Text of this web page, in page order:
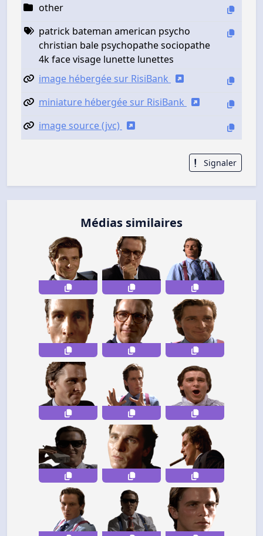
other
patrick bateman american psycho
christian bale psychopathe sociopathe
4k face visage lunette lunettes
image hébergée sur RisiBank
miniature hébergée sur RisiBank
image source (jvc)
Signaler
Médias similaires